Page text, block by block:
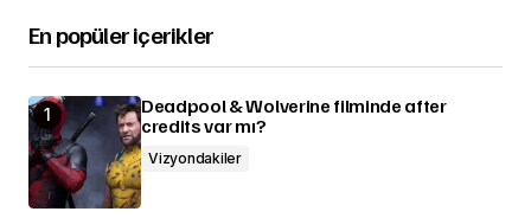
En popüler içerikler
Deadpool & Wolverine filminde after
credits var mı?
Vizyondakiler